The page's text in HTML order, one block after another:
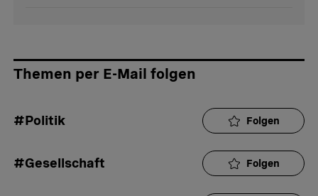
Themen per E-Mail folgen
#Politik Folgen
#Gesellschaft Folgen